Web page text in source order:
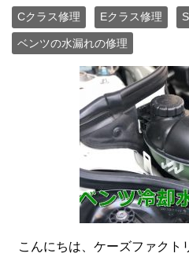
Cクラス修理 Eクラス修理
ベンツの水漏れの修理
こんにちは、ケーズファクト